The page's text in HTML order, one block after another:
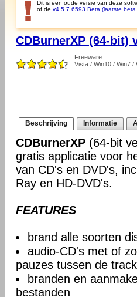
Dit is een oude versie van deze
of de v4.5.7.6593 Beta (laatste beta
CDBurnerXP (64-bit)
Freeware
Vista / Win10 / Win7 /
Beschrijving Informatie
CDBurnerXP (64-bit
gratis applicatie voor
van CD's en DVD's,
Ray en HD-DVD's.
FEATURES
brand alle soorten
audio-CD's met of
pauzes tussen de
branden en
bestanden